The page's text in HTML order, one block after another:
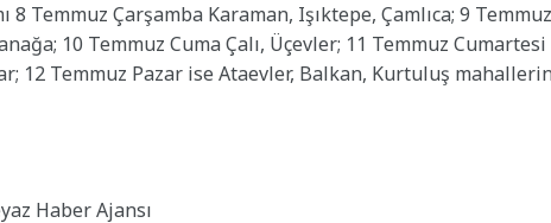
8 Temmuz Çarşamba Karaman, Işıktepe, Çamlıca; 9
10 Temmuz Cuma Çalı, Üçevler; 11 Temmuz Cumartesi
12 Temmuz Pazar ise Ataevler, Balkan, Kurtuluş
Haber Ajansı